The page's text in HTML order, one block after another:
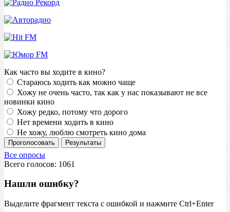
Как часто вы ходите в кино?
Стараюсь ходить как можно чаще
Хожу не очень часто, так как у нас показывают не все
новинки кино
Хожу редко, потому что дорого
Нет времени ходить в кино
Не хожу, люблю смотреть кино дома
Проголосовать Результаты
Все опросы
Всего голосов: 1061
Нашли ошибку?
Выделите фрагмент текста с ошибкой и нажмите Ctrl+Enter